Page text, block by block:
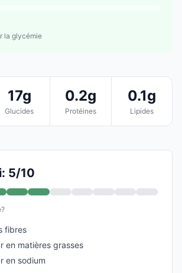
la glycémie
17g
Glucides
0.2g
Protéines
0.1g
Lipides
5/10
fibres
en matières grasses
en sodium